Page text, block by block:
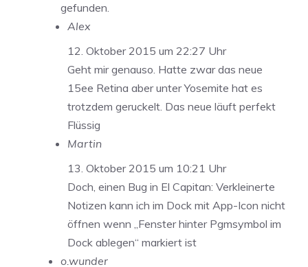
gefunden.
Alex
12. Oktober 2015 um 22:27 Uhr
Geht mir genauso. Hatte zwar das neue
15ee Retina aber unter Yosemite hat es
trotzdem geruckelt. Das neue läuft perfekt
Flüssig
Martin
13. Oktober 2015 um 10:21 Uhr
Doch, einen Bug in El Capitan: Verkleinerte
Notizen kann ich im Dock mit App-Icon nicht
öffnen wenn „Fenster hinter Pgmsymbol im
Dock ablegen“ markiert ist
o.wunder